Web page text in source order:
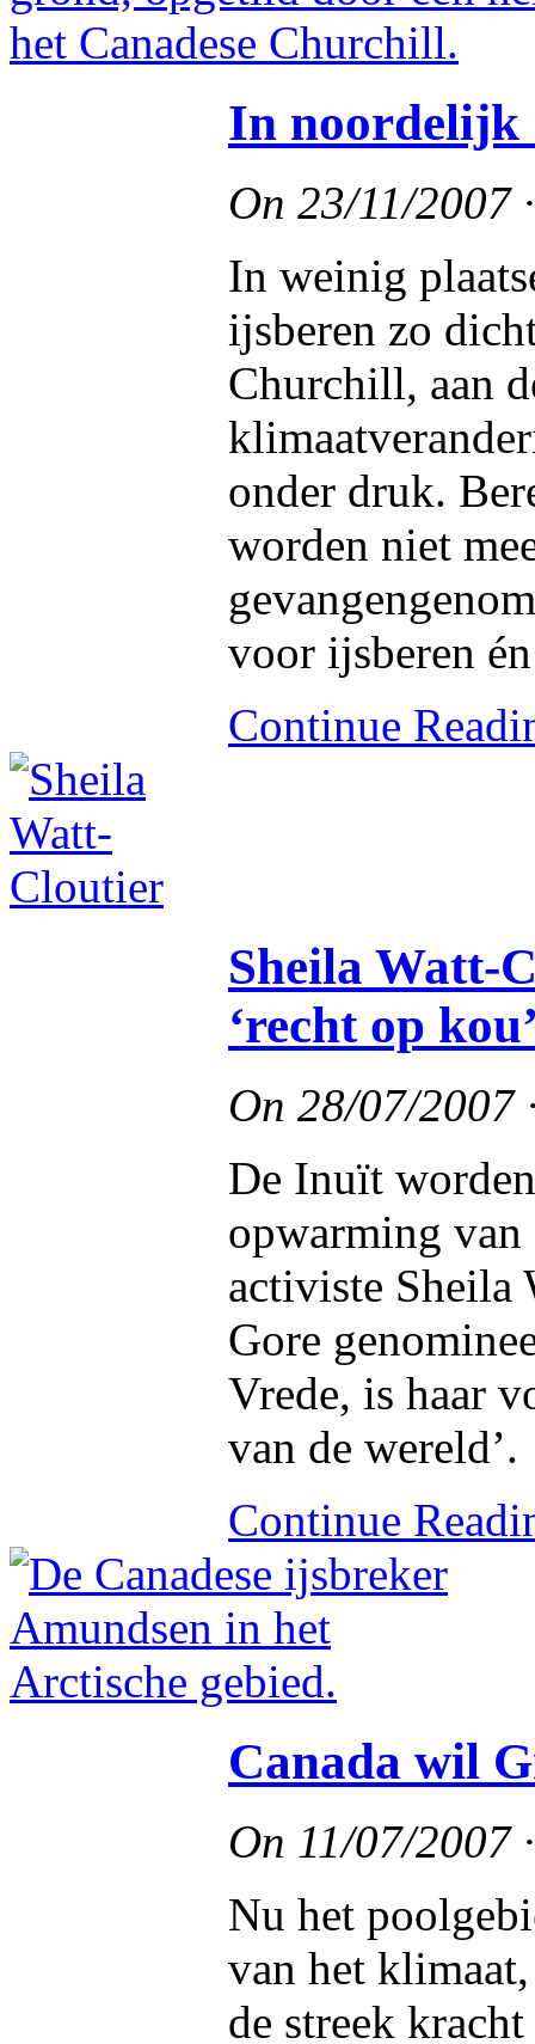
In noordelijk
On 23/11/2007
In weinig
ijsberen zo
Churchill, aan
onder druk.
worden niet
voor ijsberen
Continue
Sheila Watt-
‘recht op
On 28/07/2007
De Inuït
opwarming van
activiste Sheila
Gore
Vrede, is haar
van de wereld’.
Continue
Canada wil
On 11/07/2007
Nu het
van het
de streek